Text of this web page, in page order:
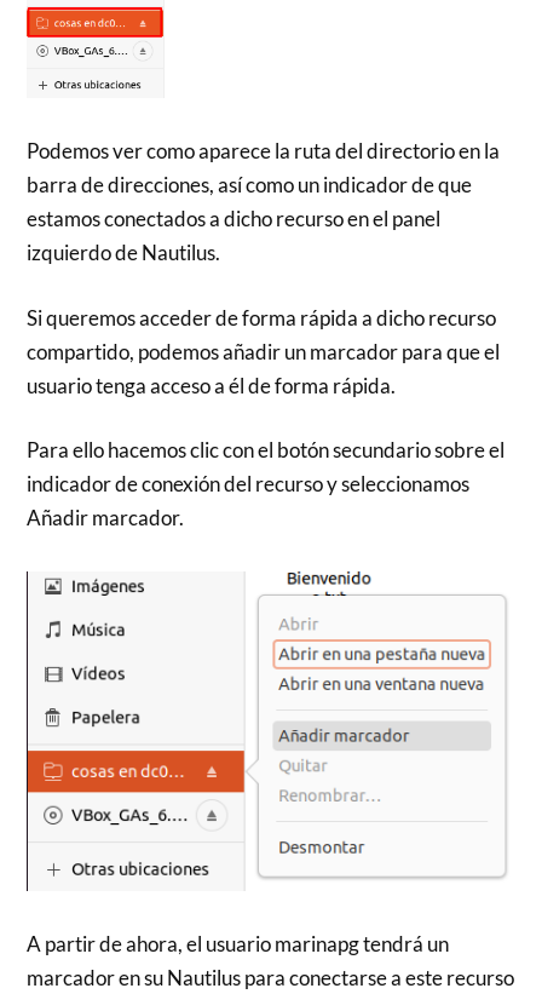
Podemos ver como aparece la ruta del directorio en la
barra de direcciones, así como un indicador de que
estamos conectados a dicho recurso en el panel
izquierdo de Nautilus.
Si queremos acceder de forma rápida a dicho recurso
compartido, podemos añadir un marcador para que el
usuario tenga acceso a él de forma rápida.
Para ello hacemos clic con el botón secundario sobre el
indicador de conexión del recurso y seleccionamos
Añadir marcador.
A partir de ahora, el usuario marinapg tendrá un
marcador en su Nautilus para conectarse a este recurso